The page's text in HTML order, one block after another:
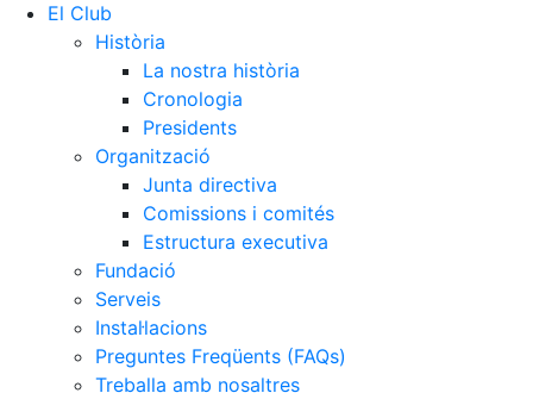
El Club
Història
La nostra història
Cronologia
Presidents
Organització
Junta directiva
Comissions i comités
Estructura executiva
Fundació
Serveis
Instal·lacions
Preguntes Freqüents (FAQs)
Treballa amb nosaltres